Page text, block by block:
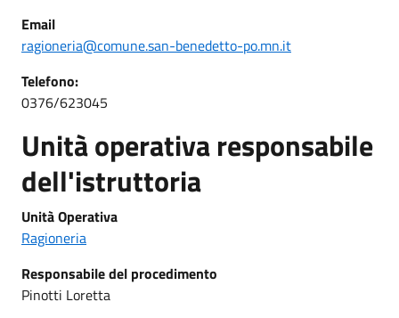
Email
ragioneria@comune.san-benedetto-po.mn.it
Telefono:
0376/623045
Unità operativa responsabile
dell'istruttoria
Unità Operativa
Ragioneria
Responsabile del procedimento
Pinotti Loretta